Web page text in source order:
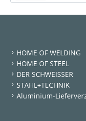
HOME OF WELDING
HOME OF STEEL
DER SCHWEISSER
STAHL+TECHNIK
Aluminium-